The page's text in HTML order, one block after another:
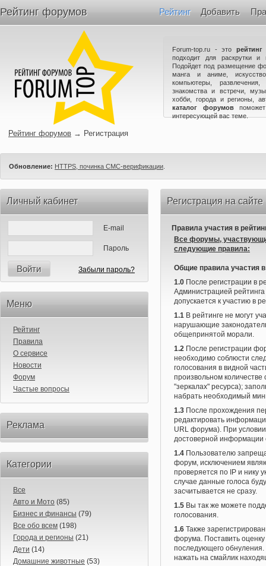
Рейтинг форумов Рейтинг Добавить
Forum-top.ru - это
подходит для раскрутки и
Подойдет под размещение
манга и аниме,
компьютеры,
знакомства и встречи,
хобби, города и регионы,
каталог форумов
интересующей вас теме.
Рейтинг форумов → Регистрация
Обновление: HTTPS, починка СМС-верификации
Личный кабинет
E-mail
Пароль
Войти Забыли пароль?
Меню
Рейтинг
Правила
О сервисе
Новости
Форум
Частые вопросы
Реклама
Категории
Все
Авто и Мото (85)
Бизнес и финансы (79)
Все обо всем (198)
Города и регионы (21)
Дети (14)
Домашние животные (53)
Регистрация на сайте
Правила участия в
Все форумы,
следующие правила:
Общие правила участия в
1.0 После регистрации в
Администрацией
допускается к участию в
1.1 В рейтинге не могут
нарушающие
общепринятой морали.
1.2 После регистрации
необходимо соблюсти
голосования в видной
произвольном количестве
"зеркалах" ресурса);
набрать необходимый
1.3 После прохождения
редактировать
URL форума). При
достоверной информации
1.4 Пользователю
форум, исключением
проверяется по IP и нику
случае данные голоса
засчитывается не сразу.
1.5 Вы так же можете
голосования.
1.6 Также
форума. Поставить
последующего
нажать на смайлик